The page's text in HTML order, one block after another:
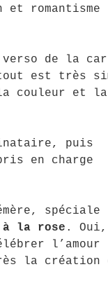
romantisme
verso de la
est très
couleur et la
puis
en charge
spéciale
à la rose .
l’amour
la création